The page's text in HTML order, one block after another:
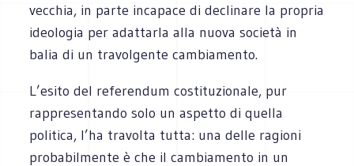
vecchia, in parte incapace di declinare la propria
ideologia per adattarla alla nuova società in
balia di un travolgente cambiamento.
L’esito del referendum costituzionale, pur
rappresentando solo un aspetto di quella
politica, l’ha travolta tutta: una delle ragioni
probabilmente è che il cambiamento in un